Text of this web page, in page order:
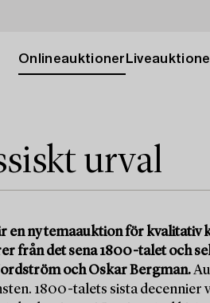
Onlineauktioner
urval
en ny temaauktion för kvalitativ
från det sena 1800-talet och
och Oskar Bergman.
1800-talets sista decennier